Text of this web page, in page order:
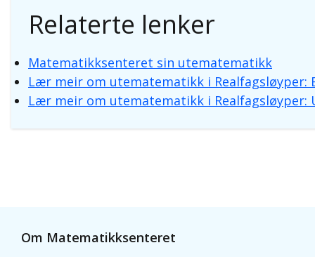
Relaterte lenker
Matematikksenteret sin utematematikk
Lær meir om utematematikk i
Lær meir om utematematikk i
Om Matematikksenteret